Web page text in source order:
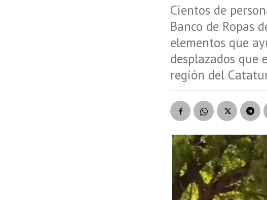
Cientos de
Banco de Ropas
elementos que
desplazados que
región del